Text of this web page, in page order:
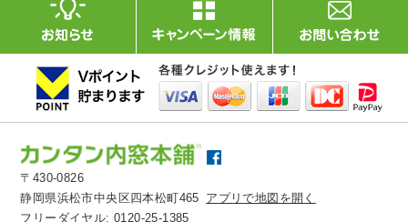
〒430-0826
静岡県浜松市中央区四本松町465 アプリで地図を開く
フリーダイヤル:0120-25-1385